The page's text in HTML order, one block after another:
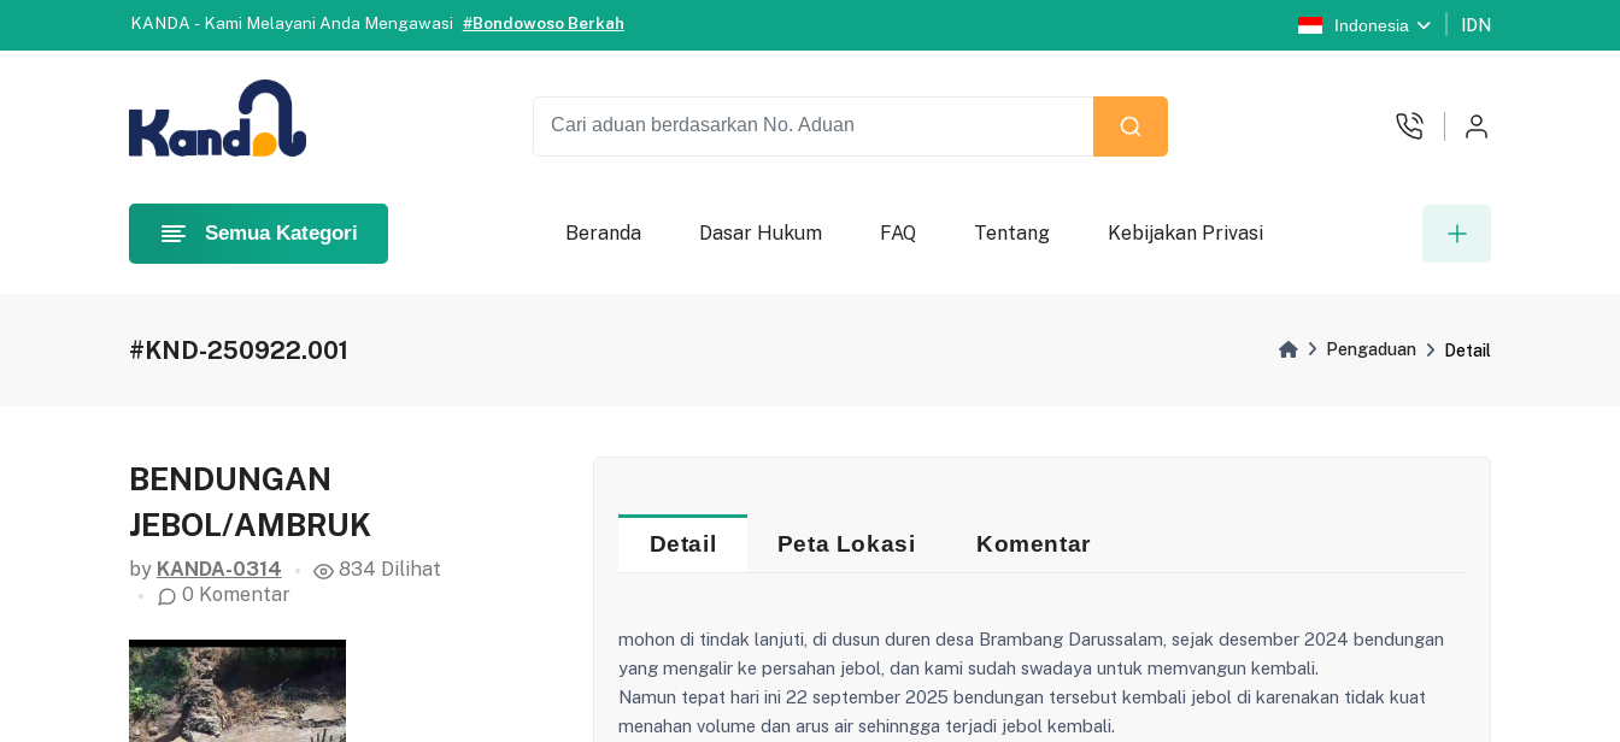
KANDA - Kami Melayani Anda Mengawasi #Bondowoso Berkah
Indonesia IDN
Semua Kategori Beranda Dasar Hukum FAQ Tentang Kebijakan Privasi
#KND-250922.001 Pengaduan Detail
BENDUNGAN
JEBOL/AMBRUK
by KANDA-0314
834 Dilihat
0 Komentar
Detail Peta Lokasi Komentar
mohon di tindak lanjuti, di dusun duren desa Brambang Darussalam, sejak desember 2024 bendungan
yang mengalir ke persahan jebol, dan kami sudah swadaya untuk memvangun kembali.
Namun tepat hari ini 22 september 2025 bendungan tersebut kembali jebol di karenakan tidak kuat
menahan volume dan arus air sehinngga terjadi jebol kembali.